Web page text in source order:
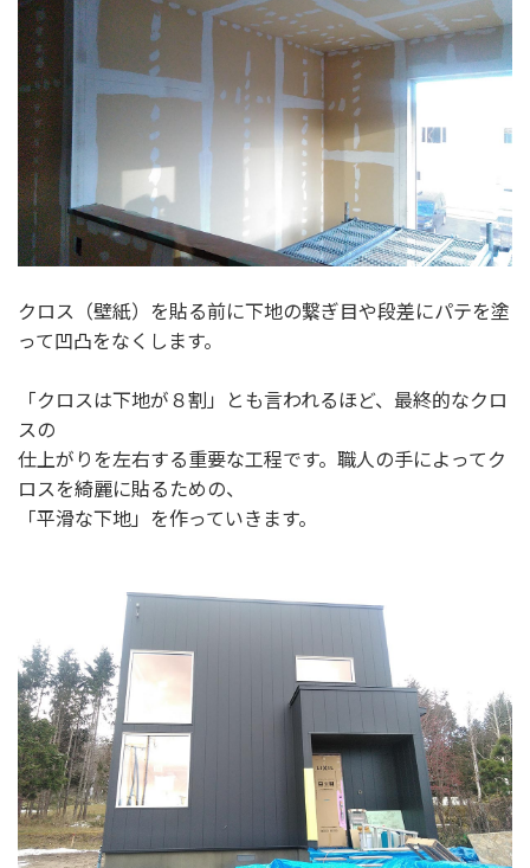
クロス（壁紙）を貼る前に下地の繋ぎ目や段差にパテを塗
って凹凸をなくします。
「クロスは下地が８割」とも言われるほど、最終的なクロ
スの
仕上がりを左右する重要な工程です。職人の手によってク
ロスを綺麗に貼るための、
「平滑な下地」を作っていきます。